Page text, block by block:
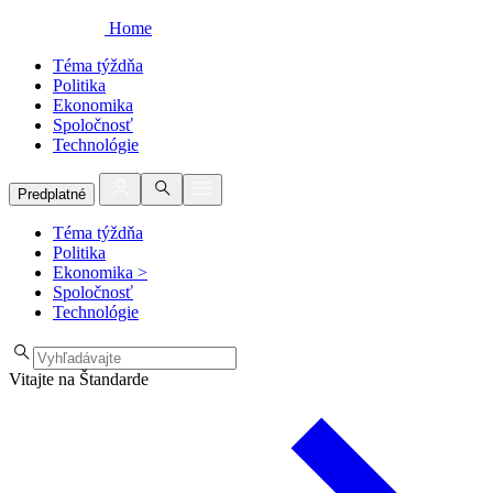
Home
Téma týždňa
Politika
Ekonomika
Spoločnosť
Technológie
Predplatné
Téma týždňa
Politika
Ekonomika >
Spoločnosť
Technológie
Vitajte na Štandarde